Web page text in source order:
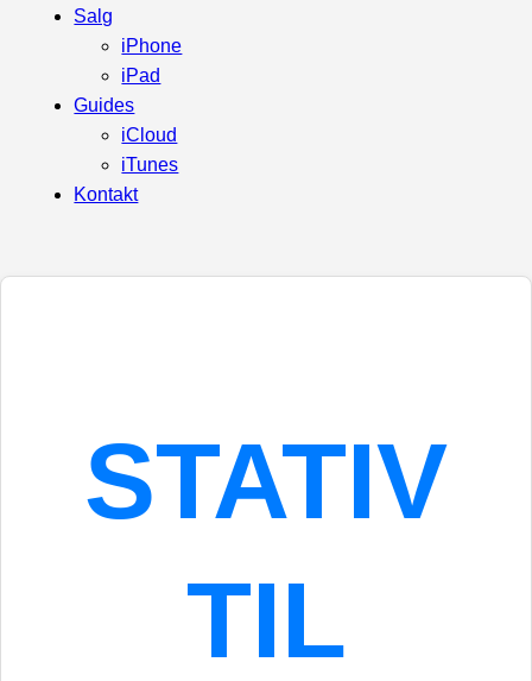
Salg
iPhone
iPad
Guides
iCloud
iTunes
Kontakt
STATIV
TIL